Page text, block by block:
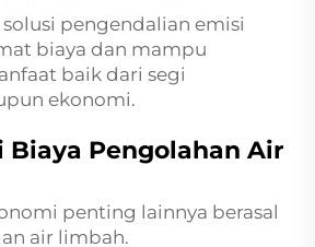
pengendalian emisi
biaya dan mampu
baik dari segi
ekonomi.
Biaya Pengolahan Air
penting lainnya berasal
air limbah.